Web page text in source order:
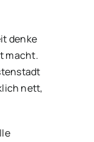
denke
macht.
nett,